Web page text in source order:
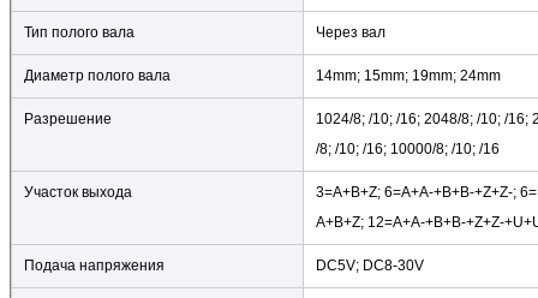
Тип полого вала Через вал
Диаметр полого вала 14mm; 15mm; 19mm; 24mm
Разрешение
1024/8; /10; /16; 2048/8; /10; /16;
/8; /10; /16; 10000/8; /10; /16
Участок выхода
3=A+B+Z; 6=A+A-+B+B-+Z+Z-;
A+B+Z; 12=A+A-+B+B-+Z+Z-
Подача напряжения DC5V; DC8-30V